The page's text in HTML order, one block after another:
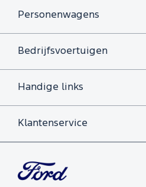
Personenwagens
Bedrijfsvoertuigen
Handige links
Klantenservice